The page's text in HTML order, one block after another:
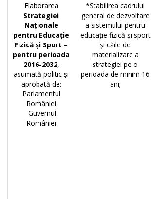
Elaborarea
Strategiei
Naţionale
pentru Educaţie
Fizică şi Sport –
pentru perioada
2016-2032,
asumată politic şi
aprobată de:
Parlamentul
României
Guvernul
României
*Stabilirea cadrului
general de dezvoltare
a sistemului pentru
educaţie fizică şi sport
şi căile de
materializare a
strategiei pe o
perioada de minim 16
ani;